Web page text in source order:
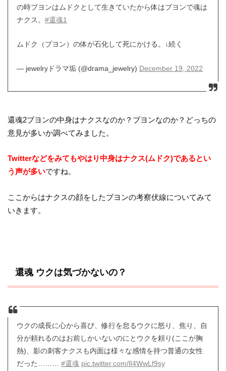
の時ブヨンはムドクとして生きていたから体はブヨンで魂は
ナクス。 #還魂1
ムドク（ブヨン）の体が石化して死にかける。↓続く
— jewelryドラマ垢 (@drama_jewelry) December 19, 2022
還魂2ブヨンの中身はナクスなのか？ブヨンなのか？どっちの
意見が多いか調べてみました。
Twitterなどをみてもやはり中身はナクス(ムドク)であるとい
う声が多いですね。
ここからはナクスの顔をしたブヨンの考察伏線についてみて
いきます。
還魂 ウクは気づかないの？
ウクの成長に心から喜び、修行を怠るウクに怒り、焦り、自
分が頼れるのはお前しかいないのにとウクを頼り(ここが胸
熱)、影の刺客ナクスも内面は様々な感情を持つ普通の女性
だった……… #還魂 pic.twitter.com/lI4WwLf9sy